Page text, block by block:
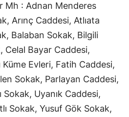
Mh : Adnan Menderes
Arınç Caddesi, Atlıata
Balaban Sokak, Bilgili
Celal Bayar Caddesi,
Evleri, Fatih Caddesi,
Sokak, Parlayan Caddesi,
Sokak, Uyanık Caddesi,
Sokak, Yusuf Gök Sokak,